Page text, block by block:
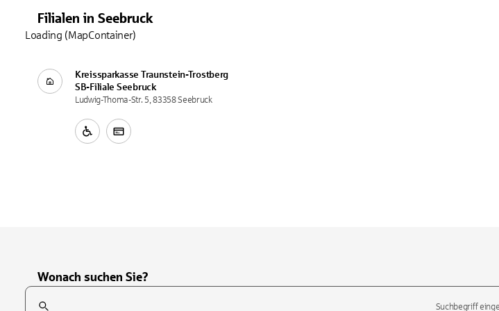
Filialen in Seebruck
Kreissparkasse Traunstein-Trostberg
SB-Filiale Seebruck
Ludwig-Thoma-Str. 5, 83358 Seebruck
Loading (MapContainer)
Wonach suchen Sie?
Suchfeld